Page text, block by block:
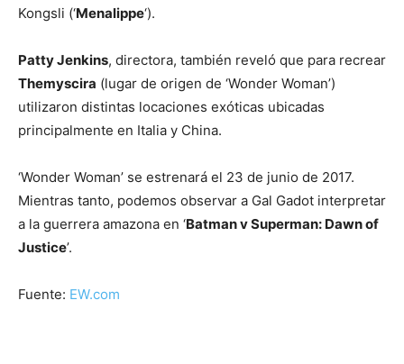
Kongsli (‘Menalippe‘).
Patty Jenkins, directora, también reveló que para recrear
Themyscira (lugar de origen de ‘Wonder Woman’)
utilizaron distintas locaciones exóticas ubicadas
principalmente en Italia y China.
‘Wonder Woman’ se estrenará el 23 de junio de 2017.
Mientras tanto, podemos observar a Gal Gadot interpretar
a la guerrera amazona en ‘Batman v Superman: Dawn of
Justice’.
Fuente: EW.com